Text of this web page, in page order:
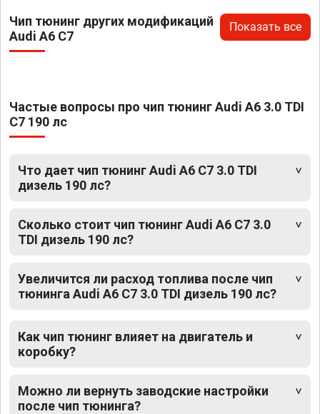
Чип тюнинг других модификаций
Audi A6 C7
Показать все
Частые вопросы про чип тюнинг Audi A6 3.0 TDI
C7 190 лс
Что дает чип тюнинг Audi A6 C7 3.0 TDI
дизель 190 лс?
Сколько стоит чип тюнинг Audi A6 C7 3.0
TDI дизель 190 лс?
Увеличится ли расход топлива после чип
тюнинга Audi A6 C7 3.0 TDI дизель 190 лс?
Как чип тюнинг влияет на двигатель и
коробку?
Можно ли вернуть заводские настройки
после чип тюнинга?